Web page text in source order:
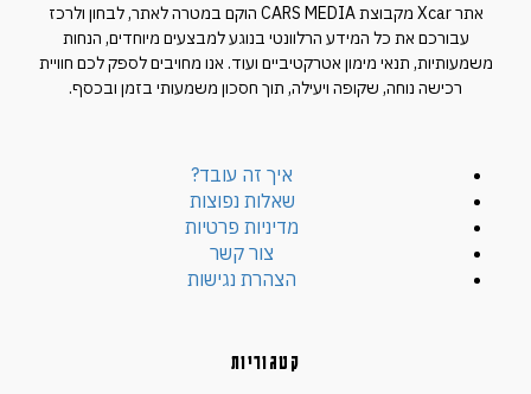
אתר Xcar מקבוצת CARS MEDIA הוקם במטרה לאתר, לבחון ולרכז
עבורכם את כל המידע הרלוונטי בנוגע למבצעים מיוחדים, הנחות
משמעותיות, תנאי מימון אטרקטיביים ועוד. אנו מחויבים לספק לכם חוויית
רכישה נוחה, שקופה ויעילה, תוך חסכון משמעותי בזמן ובכסף.
איך זה עובד?
שאלות נפוצות
מדיניות פרטיות
צור קשר
הצהרת נגישות
קטגוריות